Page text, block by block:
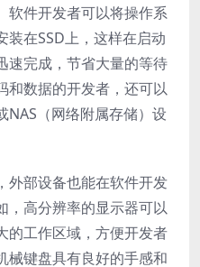
软件开发者可以将操作系
装在SSD上，这样在启动
速完成，节省大量的等待
和数据的开发者，还可以
NAS（网络附属存储）设
外部设备也能在软件开发
，高分辨率的显示器可以
的工作区域，方便开发者
械键盘具有良好的手感和